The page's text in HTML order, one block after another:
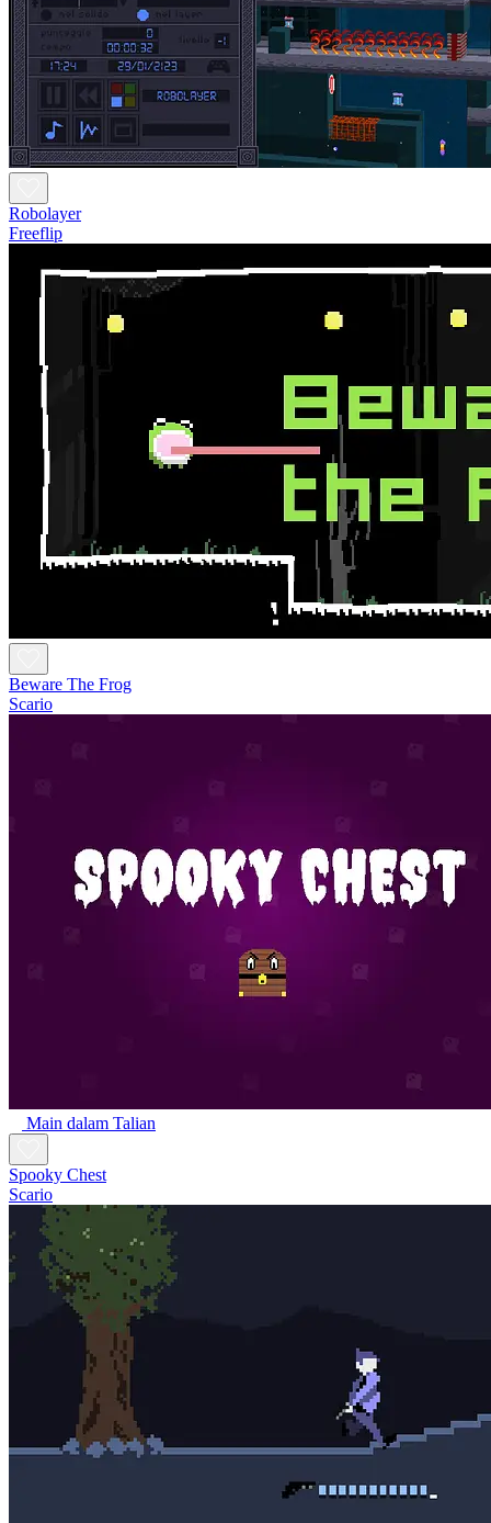
Robolayer
Freeflip
Beware The Frog
Scario
Main dalam Talian
Spooky Chest
Scario